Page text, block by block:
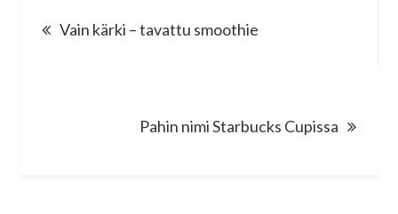
Vain kärki – tavattu smoothie
Pahin nimi Starbucks Cupissa